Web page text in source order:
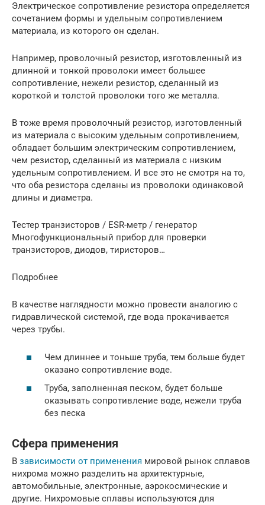
Электрическое сопротивление резистора определяется
сочетанием формы и удельным сопротивлением
материала, из которого он сделан.
Например, проволочный резистор, изготовленный из
длинной и тонкой проволоки имеет большее
сопротивление, нежели резистор, сделанный из
короткой и толстой проволоки того же металла.
В тоже время проволочный резистор, изготовленный
из материала с высоким удельным сопротивлением,
обладает большим электрическим сопротивлением,
чем резистор, сделанный из материала с низким
удельным сопротивлением. И все это не смотря на то,
что оба резистора сделаны из проволоки одинаковой
длины и диаметра.
Тестер транзисторов / ESR-метр / генератор
Многофункциональный прибор для проверки
транзисторов, диодов, тиристоров…
Подробнее
В качестве наглядности можно провести аналогию с
гидравлической системой, где вода прокачивается
через трубы.
Чем длиннее и тоньше труба, тем больше будет
оказано сопротивление воде.
Труба, заполненная песком, будет больше
оказывать сопротивление воде, нежели труба
без песка
Сфера применения
В зависимости от применения мировой рынок сплавов
нихрома можно разделить на архитектурные,
автомобильные, электронные, аэрокосмические и
другие. Нихромовые сплавы используются для